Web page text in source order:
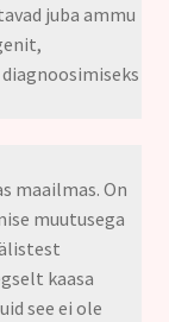
juba ammu
maailmas. On
muutusega
kaasa
see ei ole